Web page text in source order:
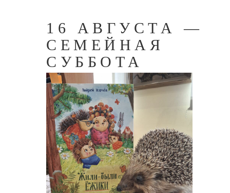
16 АВГУСТА —
СЕМЕЙНАЯ
СУББОТА